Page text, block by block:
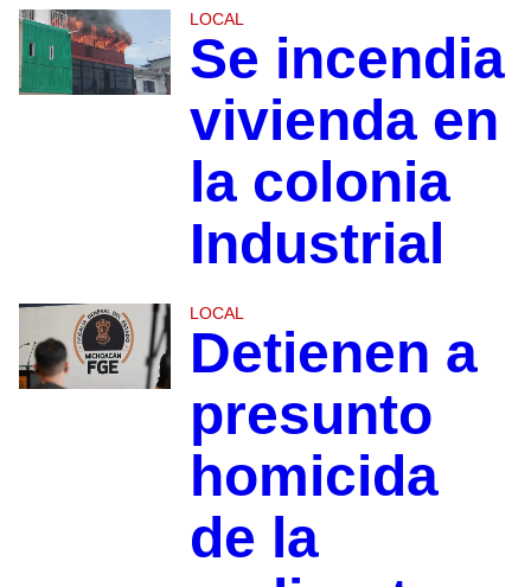
LOCAL
Se incendia
vivienda en
la colonia
Industrial
LOCAL
Detienen a
presunto
homicida
de la